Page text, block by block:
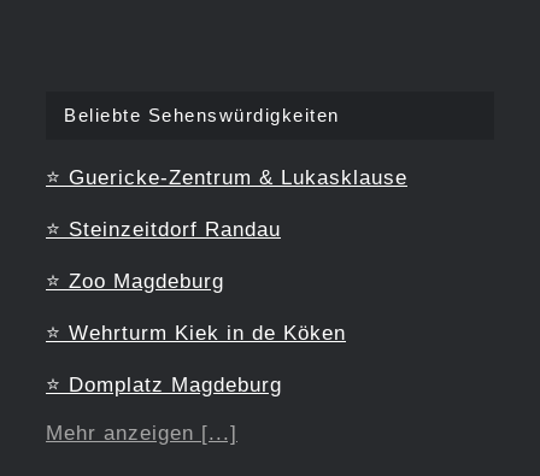
Beliebte Sehenswürdigkeiten
⭐ Guericke-Zentrum & Lukasklause
⭐ Steinzeitdorf Randau
⭐ Zoo Magdeburg
⭐ Wehrturm Kiek in de Köken
⭐ Domplatz Magdeburg
Mehr anzeigen [...]